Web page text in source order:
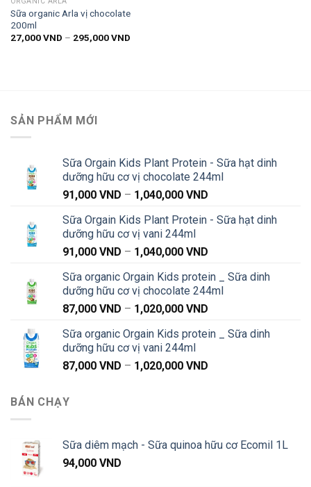
Sữa organic Arla vị chocolate
200ml
27,000VND – 295,000VNDKhoảng
SẢN PHẨM MỚI
Sữa Orgain Kids Plant Protein - Sữa hạt dinh
dưỡng hữu cơ vị chocolate 244ml
91,000 VND – 1,040,000 VND
từ
Sữa Orgain Kids Plant Protein - Sữa hạt dinh
dưỡng hữu cơ vị vani 244ml
91,000 VND – 1,040,000 VND
từ
91,000 VND
Sữa organic Orgain Kids protein _ Sữa dinh
dưỡng hữu cơ vị chocolate 244ml
87,000 VND – 1,020,000 VND
từ
Sữa organic Orgain Kids protein _ Sữa dinh
dưỡng hữu cơ vị vani 244ml
87,000 VND – 1,020,000 VND
1,020,000 VND
BÁN CHẠY
Sữa diêm mạch - Sữa quinoa hữu cơ Ecomil 1L
94,000 VND